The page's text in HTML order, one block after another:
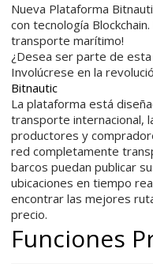
Nueva Plataforma
con tecnología
transporte marítimo!
¿Desea ser parte de
Involúcrese en la
Bitnautic
La plataforma está
transporte internacional,
productores y
red completamente
barcos puedan publicar
ubicaciones en tiempo
encontrar las mejores
precio.
Funciones